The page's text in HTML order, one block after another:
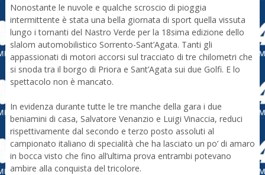
Nonostante le nuvole e qualche scroscio di pioggia
intermittente è stata una bella giornata di sport quella vissuta
lungo i tornanti del Nastro Verde per la 18sima edizione dello
slalom automobilistico Sorrento-Sant’Agata. Tanti gli
appassionati di motori accorsi sul tracciato di tre chilometri che
si snoda tra il borgo di Priora e Sant’Agata sui due Golfi. E lo
spettacolo non è mancato.
In evidenza durante tutte le tre manche della gara i due
beniamini di casa, Salvatore Venanzio e Luigi Vinaccia, reduci
rispettivamente dal secondo e terzo posto assoluti al
campionato italiano di specialità che ha lasciato un po’ di amaro
in bocca visto che fino all’ultima prova entrambi potevano
ambire alla conquista del tricolore.